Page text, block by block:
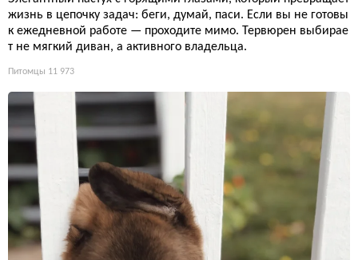
жизнь в цепочку задач: беги, думай, паси. Если вы не готовы
к ежедневной работе — проходите мимо. Тервюрен выбирае
т не мягкий диван, а активного владельца.
Питомцы 11 973